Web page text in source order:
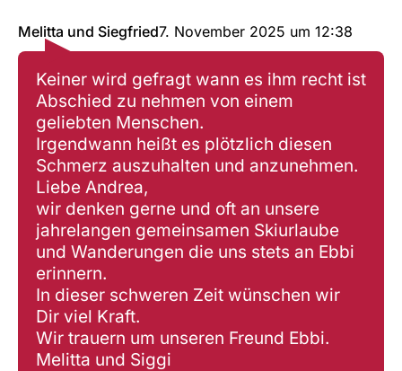
Melitta und Siegfried7. November 2025 um 12:38
Keiner wird gefragt wann es ihm recht ist
Abschied zu nehmen von einem
geliebten Menschen.
Irgendwann heißt es plötzlich diesen
Schmerz auszuhalten und anzunehmen.
Liebe Andrea,
wir denken gerne und oft an unsere
jahrelangen gemeinsamen Skiurlaube
und Wanderungen die uns stets an Ebbi
erinnern.
In dieser schweren Zeit wünschen wir
Dir viel Kraft.
Wir trauern um unseren Freund Ebbi.
Melitta und Siggi